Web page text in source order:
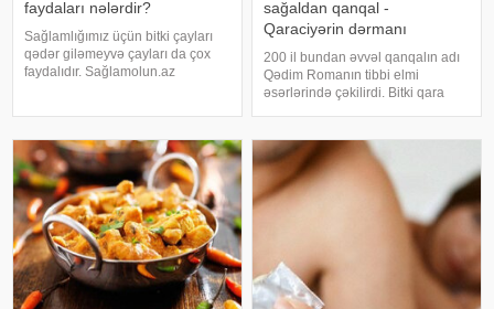
faydaları nələrdir?
Sağlamlığımız üçün bitki çayları
qədər giləmeyvə çayları da çox
faydalıdır. Sağlamolun.az
çayıdır. Həzmi yaxşılaşdırır.
Şişkinliy
sağaldan qanqal -
Qaraciyərin dərmanı
200 il bundan əvvəl qanqalın adı
Qədim Romanın tibbi elmi
əsərlərində çəkilirdi. Bitki qara
Avropa həkimləri də qara ciyər
xəstəlikləri zamanı istifadə
edirdilər